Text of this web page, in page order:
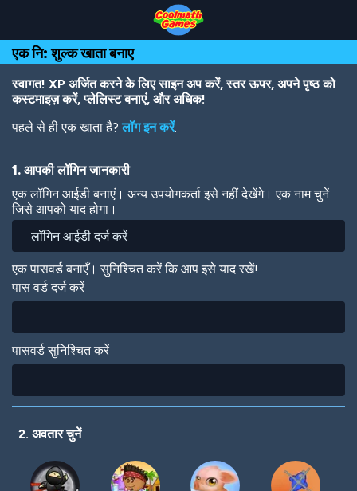
Top
of
Page
Navigation
Main
Content
Footer
main
content
एक नि: शुल्क खाता बनाए
स्वागत! XP अर्जित करने के लिए साइन अप करें, स्तर ऊपर, अपने पृष्ठ को
कस्टमाइज़ करें, प्लेलिस्ट बनाएं, और अधिक!
पहले से ही एक खाता है?लॉग इन करें.
1. आपकी लॉगिन जानकारी
एक लॉगिन आईडी बनाएं। अन्य उपयोगकर्ता इसे नहीं देखेंगे। एक नाम चुनें
जिसे आपको याद होगा।
एक पासवर्ड बनाएँ। सुनिश्चित करें कि आप इसे याद रखें!
पास वर्ड दर्ज करें
पासवर्ड सुनिश्चित करें
2. अवतार चुनें